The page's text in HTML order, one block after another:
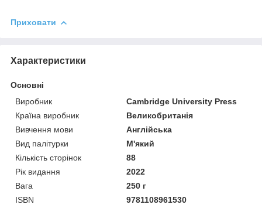
Приховати
Характеристики
Основні
Виробник
Cambridge University Press
Країна виробник
Великобританія
Вивчення мови
Англійська
Вид палітурки
М'який
Кількість сторінок
88
Рік видання
2022
Вага
250 г
ISBN
9781108961530